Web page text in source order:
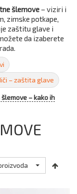
šlemove – viziri i
zimske potkape,
zaštitu glave i
da izaberete
– zaštita glave
– kako ih